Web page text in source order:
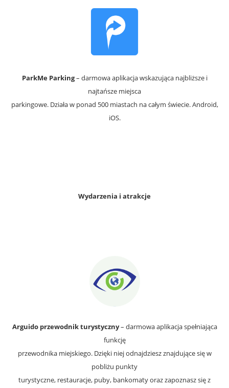
ParkMe Parking– darmowa aplikacja wskazująca najbliższe i
najtańsze miejsca
parkingowe. Działa w ponad 500 miastach na całym świecie. Android,
iOS.
Wydarzenia i atrakcje
Arguido przewodnik turystyczny– darmowa aplikacja spełniająca
funkcję
przewodnika miejskiego. Dzięki niej odnajdziesz znajdujące się w
pobliżu punkty
turystyczne, restauracje, puby, bankomaty oraz zapoznasz się z